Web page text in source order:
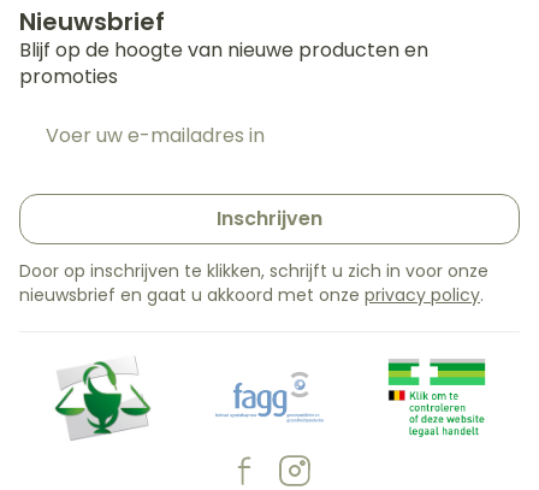
Nieuwsbrief
Blijf op de hoogte van nieuwe producten en
promoties
Inschrijven
Door op inschrijven te klikken, schrijft u zich in voor onze
nieuwsbrief en gaat u akkoord met onze privacy policy.